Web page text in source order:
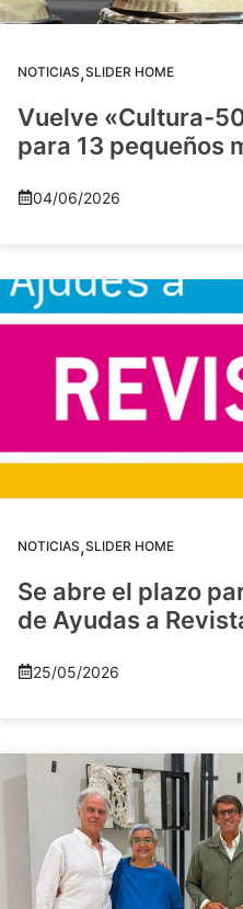
NOTICIAS,SLIDER HOME
Vuelve «Cultura-
para 13 pequeños
04/06/2026
NOTICIAS,SLIDER HOME
Se abre el plazo
de Ayudas a
25/05/2026